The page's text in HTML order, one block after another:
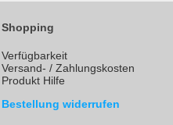
Shopping
Verfügbarkeit
Versand- / Zahlungskosten
Produkt Hilfe
Bestellung widerrufen